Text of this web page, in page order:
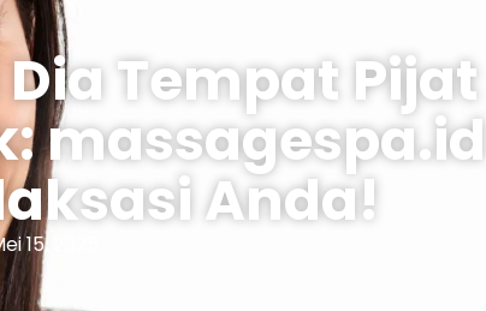
Tempat Pijat
massagespa.id
Anda!
15, 2025